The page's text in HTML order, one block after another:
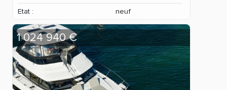
Etat :
neuf
1 024 940 €